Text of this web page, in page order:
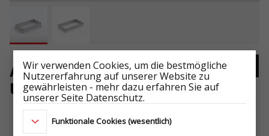
AUFSATZBORDWÄNDE STAHL
UNI 2612/264 H400
Wir verwenden Cookies, um die bestmögliche
Nutzererfahrung auf unserer Website zu
gewährleisten - mehr dazu erfahren Sie auf
unserer Seite Datenschutz.
Funktionale Cookies (wesentlich)